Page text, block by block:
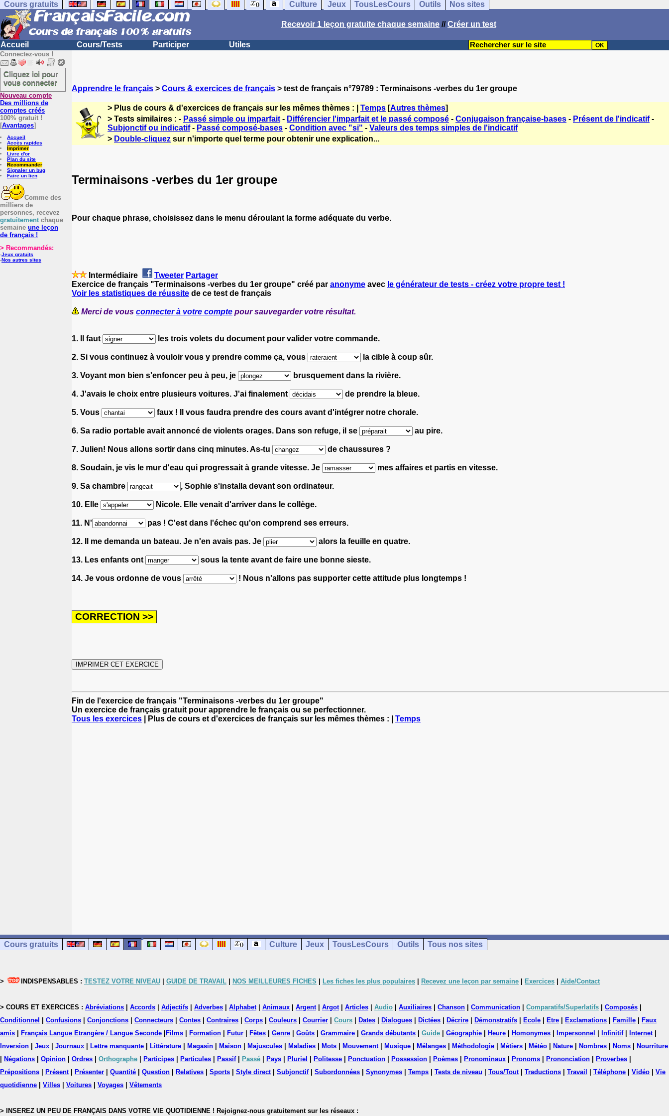
Cours gratuits Culture Jeux TousLesCours Outils Nos sites
Recevoir 1 leçon gratuite chaque semaine //Créer un test
Accueil Cours/Tests Participer Utiles
Connectez-vous !
Cliquez ici pour
vous connecter
Nouveau compte
Des millions de
comptes créés
100% gratuit !
[Avantages]
Accueil
Accès rapides
Imprimer
Livre d'or
Plan du site
Recommander
Signaler un bug
Faire un lien
Comme des
milliers de
personnes, recevez
gratuitementchaque
semaine une leçon
de français !
> Recommandés:
-Jeux gratuits
-Nos autres sites
Apprendre le français > Cours & exercices de français > test de français n°79789 : Terminaisons -verbes du 1er groupe
> Plus de cours & d'exercices de français sur les mêmes thèmes : | Temps [Autres thèmes]
> Tests similaires : - Passé simple ou imparfait - Différencier l'imparfait et le passé composé - Conjugaison française-bases - Présent de l'indicatif-
Subjonctif ou indicatif- Passé composé-bases - Condition avec "si" - Valeurs des temps simples de l'indicatif
> Double-cliquez sur n'importe quel terme pour obtenir une explication...
Terminaisons -verbes du 1er groupe
Pour chaque phrase, choisissez dans le menu déroulant la forme adéquate du verbe.
Intermédiaire Tweeter Partager
Exercice de français "Terminaisons -verbes du 1er groupe" créé par anonyme avec le générateur de tests - créez votre propre test !
Voir les statistiques de réussite de ce test de français
Merci de vous connecter à votre compte pour sauvegarder votre résultat.
1. Il faut les trois volets du document pour valider votre commande.
2. Si vous continuez à vouloir vous y prendre comme ça, vous la cible à coup sûr.
3. Voyant mon bien s'enfoncer peu à peu, je brusquement dans la rivière.
4. J'avais le choix entre plusieurs voitures. J'ai finalement de prendre la bleue.
5. Vous faux ! Il vous faudra prendre des cours avant d'intégrer notre chorale.
6. Sa radio portable avait annoncé de violents orages. Dans son refuge, il se au pire.
7. Julien! Nous allons sortir dans cinq minutes. As-tu de chaussures ?
8. Soudain, je vis le mur d'eau qui progressait à grande vitesse. Je mes affaires et partis en vitesse.
9. Sa chambre , Sophie s'installa devant son ordinateur.
10. Elle Nicole. Elle venait d'arriver dans le collège.
11. N' pas ! C'est dans l'échec qu'on comprend ses erreurs.
12. Il me demanda un bateau. Je n'en avais pas. Je alors la feuille en quatre.
13. Les enfants ont sous la tente avant de faire une bonne sieste.
14. Je vous ordonne de vous ! Nous n'allons pas supporter cette attitude plus longtemps !
Fin de l'exercice de français "Terminaisons -verbes du 1er groupe"
Un exercice de français gratuit pour apprendre le français ou se perfectionner.
Tous les exercices | Plus de cours et d'exercices de français sur les mêmes thèmes : | Temps
Cours gratuits Culture Jeux TousLesCours Outils Tous nos sites
> INDISPENSABLES : TESTEZ VOTRE NIVEAU GUIDE DE TRAVAIL NOS MEILLEURES FICHES Les fiches les plus populaires Recevez une leçon par semaine Exercices Aide/Contact
> COURS ET EXERCICES : Abréviations Accords Adjectifs Adverbes Alphabet| Animaux Argent| Argot| Articles Audio Auxiliaires Chanson Communication Comparatifs/Superlatifs Composés
Conditionnel
Confusions Conjonctions Connecteurs Contes Contraires Corps Couleurs Courrier Cours Dates Dialogues Dictées Décrire Démonstratifs Ecole Etre Exclamations Famille
Faux
amis
Français Langue Etrangère / Langue Seconde Films Formation Futur Fêtes Genre Goûts Grammaire Grands débutants Guide Géographie Heure Homonymes Impersonnel Infinitif| Internet|
Inversion
Jeux Journaux Lettre manquante Littérature Magasin Maison Majuscules Maladies Mots Mouvement| Musique Mélanges Méthodologie Métiers Météo Nature Nombres Noms
Nourriture
Négations Opinion Ordres Orthographe Participes Particules Passif| Passé Pays Pluriel Politesse Ponctuation Possession Poèmes Pronominaux Pronoms Prononciation Proverbes
Prépositions
Présent| Présenter Quantité Question Relatives Sports Style direct| Subjonctif| Subordonnées Synonymes Temps Tests de niveau Tous/Tout| Traductions Travail Téléphone Vidéo
Vie
quotidienne
Villes Voitures Voyages Vêtements
> INSEREZ UN PEU DE FRANÇAIS DANS VOTRE VIE QUOTIDIENNE ! Rejoignez-nous gratuitement sur les réseaux :